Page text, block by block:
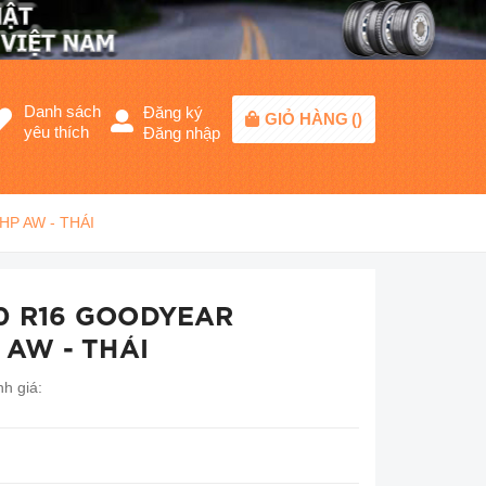
Danh sách
yêu thích
Đăng ký
Đăng nhập
GIỎ HÀNG ()
AW - THÁI
GOODYEAR
- THÁI
giá: